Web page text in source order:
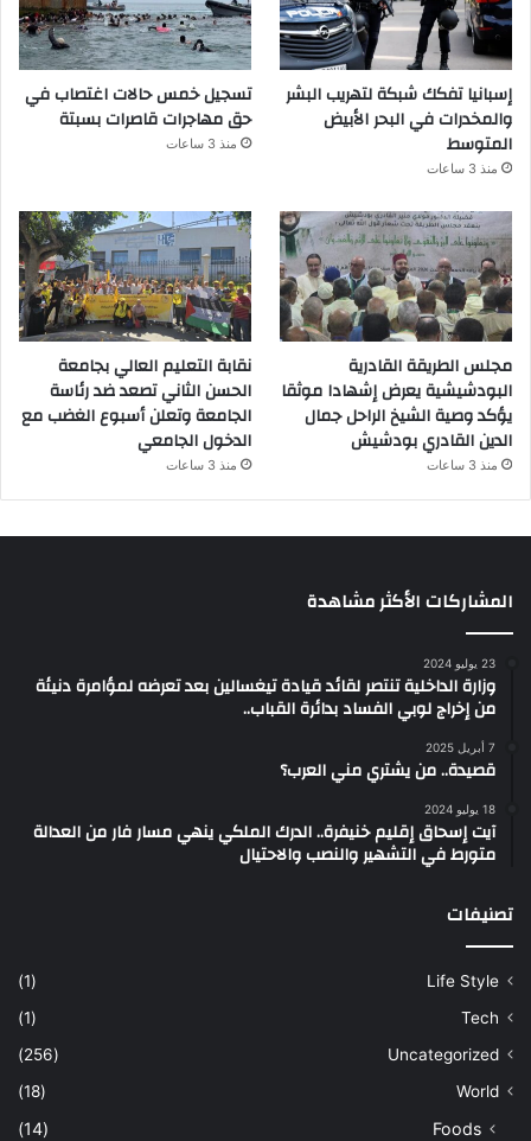
إسبانيا تفكك شبكة لتهريب البشر
والمخدرات في البحر الأبيض
المتوسط
منذ 3 ساعات
تسجيل خمس حالات اغتصاب في
حق مهاجرات قاصرات بسبتة
منذ 3 ساعات
مجلس الطريقة القادرية
البودشيشية يعرض إشهادا موثقا
يؤكد وصية الشيخ الراحل جمال
الدين القادري بودشيش
منذ 3 ساعات
نقابة التعليم العالي بجامعة
الحسن الثاني تصعد ضد رئاسة
الجامعة وتعلن أسبوع الغضب مع
الدخول الجامعي
منذ 3 ساعات
المشاركات الأكثر مشاهدة
23 يوليو 2024
وزارة الداخلية تنتصر لقائد قيادة تيغسالين بعد تعرضه لمؤامرة دنيئة
من إخراج لوبي الفساد بدائرة القباب..
7 أبريل 2025
قصيدة.. من يشتري مني العرب؟
18 يوليو 2024
آيت إسحاق إقليم خنيفرة.. الدرك الملكي ينهي مسار فار من العدالة
متورط في التشهير والنصب والاحتيال
تصنيفات
Life Style
(1)
Tech
(1)
Uncategorized
(256)
World
(18)
Foods
(14)